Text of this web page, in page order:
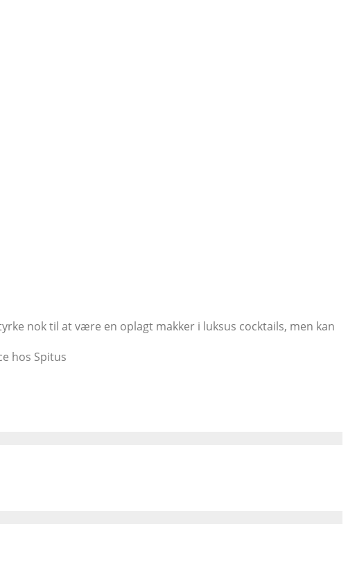
nok til at være en oplagt makker i luksus cocktails, men kan
hos Spitus